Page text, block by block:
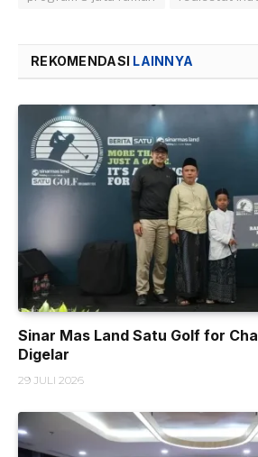
REKOMENDASI LAINNYA
Sinar Mas Land Satu Golf for
Digelar
29 JULI 2026